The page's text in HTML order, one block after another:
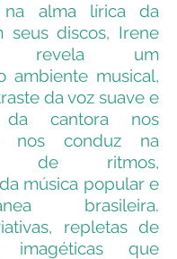
na alma lírica da
seus discos, Irene
revela um
ambiente musical,
da voz suave e
da cantora nos
nos conduz na
de ritmos,
música popular e
brasileira.
repletas de
imagéticas que